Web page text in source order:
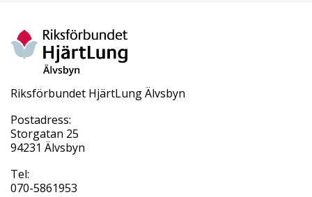
Riksförbundet HjärtLung Älvsbyn
Postadress:
Storgatan 25
94231 Älvsbyn
Tel:
070-5861953